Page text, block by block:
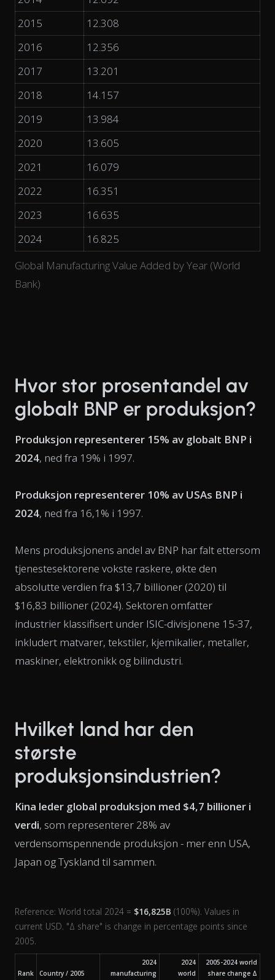
Global Manufacturing Value Added by Year (World
Bank)
2015
12.308
2016
12.356
2017
13.201
2018
14.157
2019
13.984
2020
13.605
2021
16.079
2022
16.351
2023
16.635
2024
16.825
Hvor stor prosentandel av
globalt BNP er produksjon?
Produksjon representerer 15% av globalt BNP i
2024, ned fra 19% i 1997.
Produksjon representerer 10% av USAs BNP i
2024, ned fra 16,1% i 1997.
Mens produksjonens andel av BNP har falt ettersom
tjenestesektorene vokste raskere, økte den
absolutte verdien fra $13,7 billioner (2020) til
$16,83 billioner (2024). Sektoren omfatter
industrier klassifisert under ISIC-divisjonene 15-37,
inkludert matvarer, tekstiler, kjemikalier, metaller,
maskiner, elektronikk og bilindustri.
Hvilket land har den
største
produksjonsindustrien?
Kina leder global produksjon med $4,7 billioner i
verdi, som representerer 28% av
verdensomspennende produksjon - mer enn USA,
Japan og Tyskland til sammen.
Reference: World total 2024 = $16,825B (100%). Values in
current USD. "Δ share" is change in percentage points since
2005.
Rank
Country / 2005
2024
manufacturing
2024
world
2005-2024 world
share change Δ